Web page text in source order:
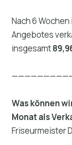
Nach 6
Angebotes
insgesamt
—————————–
Was können
Monat als
Friseurmeister